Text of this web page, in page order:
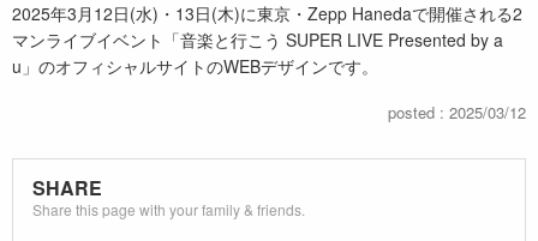
2025年3月12日(水)・13日(木)に東京・Zepp Hanedaで開催される2
マンライブイベント「音楽と行こう SUPER LIVE Presented by a
u」のオフィシャルサイトのWEBデザインです。
posted : 2025/03/12
SHARE
Share this page with your family & friends.